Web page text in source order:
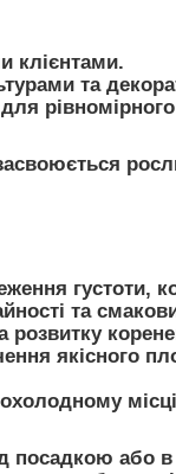
клієнтами.
та
густоти,
та
розвитку
якісного
або в